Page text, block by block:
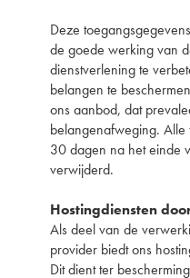
Deze
de goede werking van
dienstverlening te
belangen te
ons aanbod, dat
belangenafweging.
30 dagen na het einde
verwijderd.
Hostingdiensten
Als deel van de
provider biedt ons
Dit dient ter